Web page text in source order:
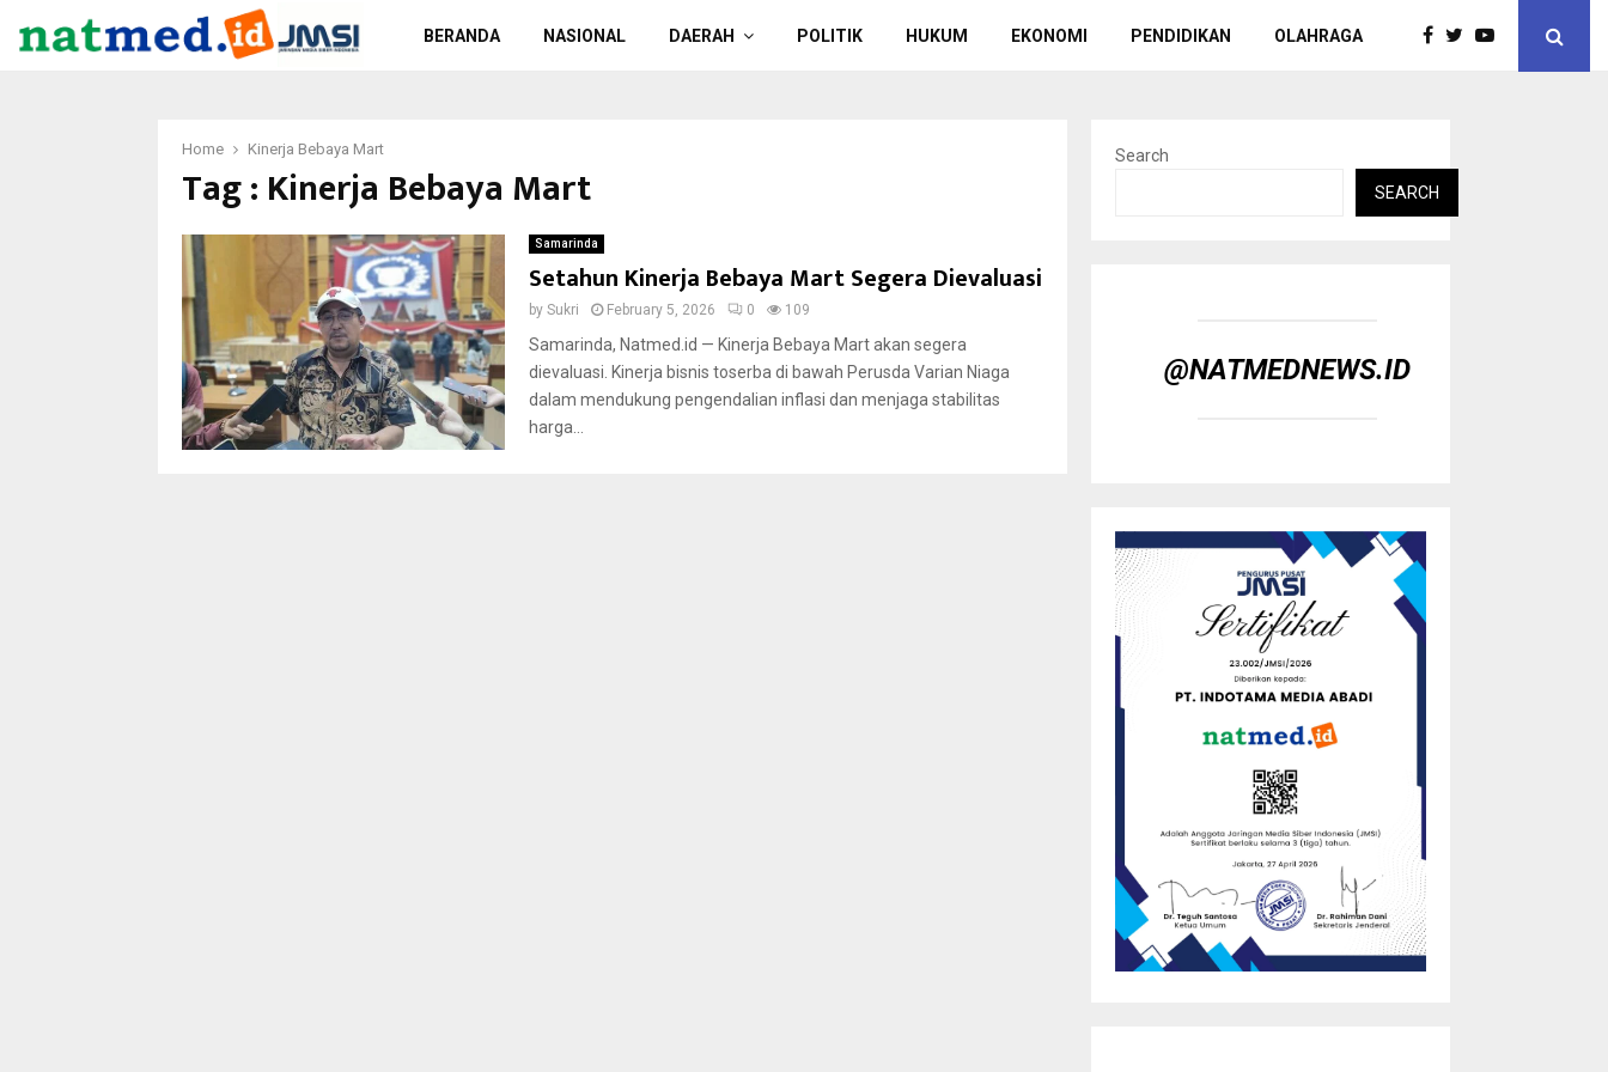
BERANDA NASIONAL DAERAH POLITIK HUKUM EKONOMI PENDIDIKAN OLAHRAGA
Home Kinerja Bebaya Mart
Tag : Kinerja Bebaya Mart
Samarinda
Setahun Kinerja Bebaya Mart Segera Dievaluasi
by Sukri February 5, 2026 0 109
Samarinda, Natmed.id — Kinerja Bebaya Mart akan segera
dievaluasi. Kinerja bisnis toserba di bawah Perusda Varian Niaga
dalam mendukung pengendalian inflasi dan menjaga stabilitas
harga...
Search
SEARCH
@NATMEDNEWS.ID